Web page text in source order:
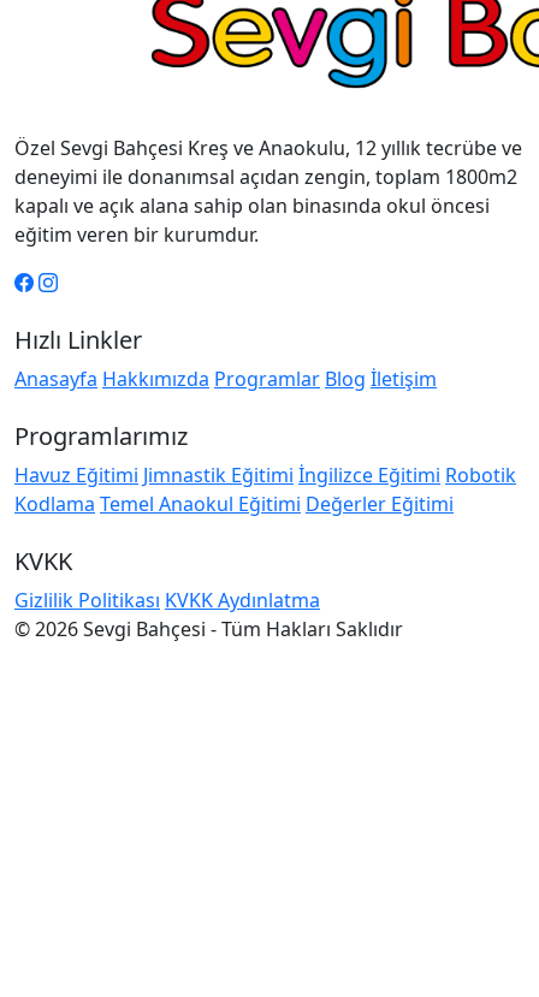
Özel Sevgi Bahçesi Kreş ve Anaokulu, 12 yıllık tecrübe ve
deneyimi ile donanımsal açıdan zengin, toplam 1800m2
kapalı ve açık alana sahip olan binasında okul öncesi
eğitim veren bir kurumdur.
Hızlı Linkler
Anasayfa Hakkımızda Programlar Blog İletişim
Programlarımız
Havuz Eğitimi Jimnastik Eğitimi İngilizce Eğitimi Robotik
Kodlama Temel Anaokul Eğitimi Değerler Eğitimi
KVKK
Gizlilik Politikası KVKK Aydınlatma
© 2026 Sevgi Bahçesi - Tüm Hakları Saklıdır